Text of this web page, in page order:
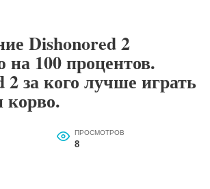
Dishonored 2
на 100 процентов.
2 за кого лучше играть
ПРОСМОТРОВ
8